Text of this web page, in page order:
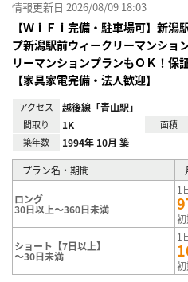
情報更新日 2026/08/09 18:03
【ＷｉＦｉ完備・駐車場可】新
プ新潟駅前ウィークリーマンショ
リーマンションプランもＯＫ！保
【家具家電完備・法人歓迎】
アクセス 越後線「青山駅」
間取り 1K 面積
築年数 1994年 10月 築
プラン名・期間
ロング
30日以上～360日未満
1
ショート【7日以上】
～30日未満
1